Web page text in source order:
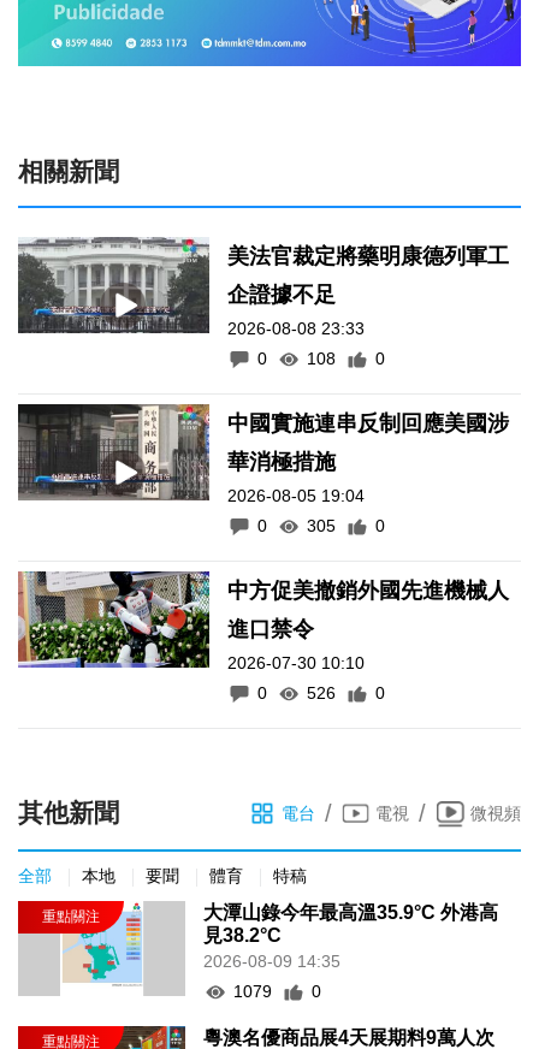
相關新聞
美法官裁定將藥明康德列軍工
企證據不足
2026-08-08 23:33
0
108 0
中國實施連串反制回應美國涉
華消極措施
2026-08-05 19:04
0
305 0
中方促美撤銷外國先進機械人
進口禁令
2026-07-30 10:10
0
526 0
其他新聞 電台 / 電視 / 微視頻
全部 本地 要聞 體育 特稿
大潭山錄今年最高溫35.9°C 外港高
見38.2°C
2026-08-09 14:35
1079
0
粵澳名優商品展4天展期料9萬人次